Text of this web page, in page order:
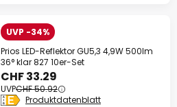
UVP -34%
Prios LED-Reflektor GU5,3 4,9W 500lm
36° klar 827 10er-Set
CHF 33.29
UVPCHF 50.92
Produktdatenblatt